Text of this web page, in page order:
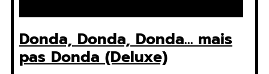
Donda, Donda, Donda… mais
pas Donda (Deluxe)